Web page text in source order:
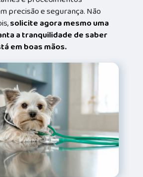
precisão e segurança. Não
solicite agora mesmo uma
a tranquilidade de saber
em boas mãos.